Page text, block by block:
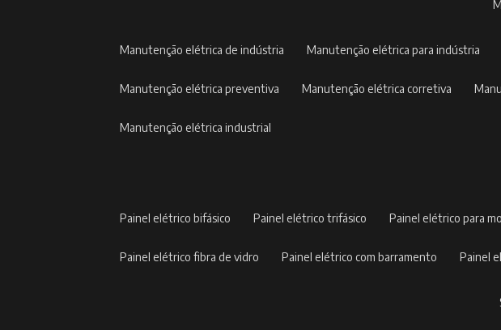
manutenção elétrica de indústria manutenção elétrica para indústria
manutenção elétrica preventiva manutenção elétrica corretiva
manutenção elétrica industrial
painel elétrico bifásico painel elétrico trifásico painel elétrico para
painel elétrico fibra de vidro painel elétrico com barramento painel